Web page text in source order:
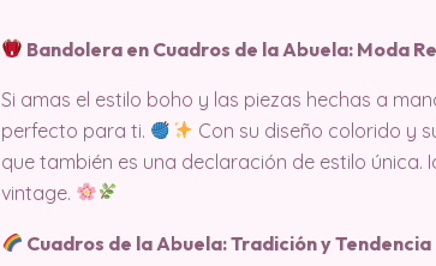
Bandolera en Cuadros de la Abuela: Moda
Si amas el estilo boho y las piezas hechas a
perfecto para ti.
Con su diseño colorido y
que también es una declaración de estilo
vintage.
Cuadros de la Abuela: Tradición y Tendencia